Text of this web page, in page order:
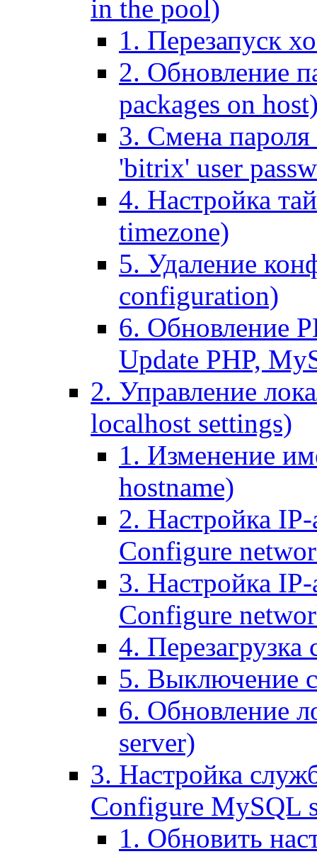
in the pool)
1. Перезапуск
2. Обновление
packages on
3. Смена пароля
'bitrix' user
4. Настройка
timezone)
5. Удаление
configuration)
6. Обновление
Update PHP,
2. Управление
localhost settings)
1. Изменение
hostname)
2. Настройка IP-
Configure
3. Настройка
Configure
4. Перезагрузка
5. Выключение
6. Обновление
server)
3. Настройка
Configure MySQL
1. Обновить